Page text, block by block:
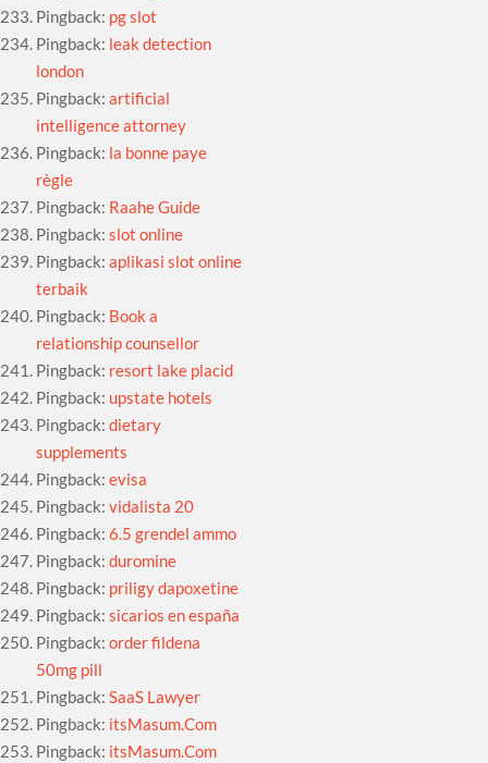
Pingback: pg slot
Pingback: leak detection
london
Pingback:artificial
intelligence attorney
Pingback: la bonne paye
règle
Pingback: Raahe Guide
Pingback:slot online
Pingback:aplikasi slot online
terbaik
Pingback: Book a
relationship counsellor
Pingback: resort lake placid
Pingback: upstate hotels
Pingback:dietary
supplements
Pingback:evisa
Pingback:vidalista 20
Pingback:6.5 grendel ammo
Pingback:duromine
Pingback: priligy dapoxetine
Pingback:sicarios en españa
Pingback:order fildena
50mg pill
Pingback: SaaS Lawyer
Pingback: itsMasum.Com
Pingback: itsMasum.Com